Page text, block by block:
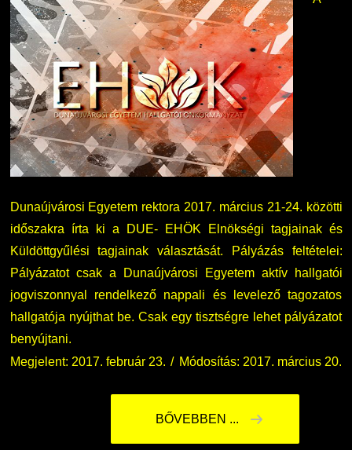
Dunaújvárosi Egyetem rektora 2017. március 21-24. közötti
időszakra írta ki a DUE- EHÖK Elnökségi tagjainak és
Küldöttgyűlési tagjainak választását. Pályázás feltételei:
Pályázatot csak a Dunaújvárosi Egyetem aktív hallgatói
jogviszonnyal rendelkező nappali és levelező tagozatos
hallgatója nyújthat be. Csak egy tisztségre lehet pályázatot
benyújtani.
Megjelent: 2017. február 23.
Módosítás: 2017. március 20.
BŐVEBBEN ...